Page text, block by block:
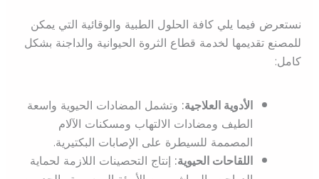
نستعرض فيما يلي كافة الحلول الطبية والوقائية التي يمكن
للمصنع تقديمها لخدمة قطاع الثروة الحيوانية والداجنة بشكل
كامل:
الأدوية العلاجية:وتشمل المضادات الحيوية واسعة
الطيف ومضادات الالتهاب ومسكنات الآلام
المصممة للسيطرة على الإصابات البكتيرية.
اللقاحات الحيوية:إنتاج التحصينات اللازمة لحماية